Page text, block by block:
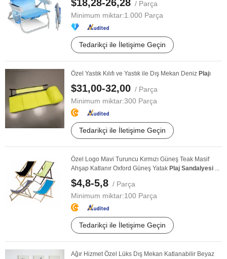
$18,28-26,28 / Parça
Minimum miktar:1.000 Parça
Tedarikçi ile İletişime Geçin
Özel Yastık Kılıfı ve Yastık ile Dış Mekan Deniz Plajı
$31,00-32,00 / Parça
Minimum miktar:300 Parça
Tedarikçi ile İletişime Geçin
Özel Logo Mavi Turuncu Kırmızı Güneş Teak Masif
Ahşap Katlanır Oxford Güneş Yatak Plaj Sandalyesi ...
$4,8-5,8 / Parça
Minimum miktar:100 Parça
Tedarikçi ile İletişime Geçin
Ağır Hizmet Özel Lüks Dış Mekan Katlanabilir Beyaz